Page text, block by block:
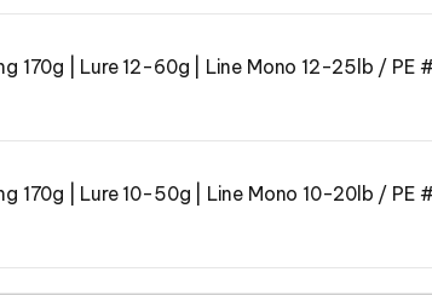
170g | Lure 12-60g | Line Mono 12-25lb /
170g | Lure 10-50g | Line Mono 10-20lb /